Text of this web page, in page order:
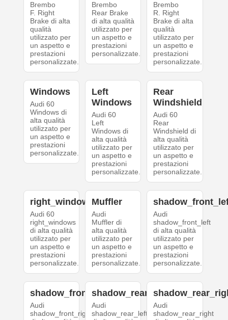
Brembo
F. Right
Brake di alta
qualità
utilizzato per
un aspetto e
prestazioni
personalizzate.
Brembo
Rear Brake
di alta qualità
utilizzato per
un aspetto e
prestazioni
personalizzate.
Brembo
R. Right
Brake di alta
qualità
utilizzato per
un aspetto e
prestazioni
personalizzate.
Windows
Audi 60
Windows di
alta qualità
utilizzato per
un aspetto e
prestazioni
personalizzate.
Left
Windows
Audi 60
Left
Windows di
alta qualità
utilizzato per
un aspetto e
prestazioni
personalizzate.
Rear
Windshield
Audi 60
Rear
Windshield di
alta qualità
utilizzato per
un aspetto e
prestazioni
personalizzate.
right_windows
Audi 60
right_windows
di alta qualità
utilizzato per
un aspetto e
prestazioni
personalizzate.
Muffler
Audi
Muffler di
alta qualità
utilizzato per
un aspetto e
prestazioni
personalizzate.
Audi
shadow_front_left
di alta qualità
utilizzato per
un aspetto e
prestazioni
personalizzate.
shadow_front_right
Audi
shadow_front_right
shadow_rear_left
Audi
shadow_rear_left
Audi
shadow_rear_right